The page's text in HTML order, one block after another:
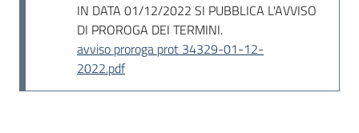
IN DATA 01/12/2022 SI PUBBLICA L'AVVISO
DI PROROGA DEI TERMINI.
avviso proroga prot 34329-01-12-
2022.pdf